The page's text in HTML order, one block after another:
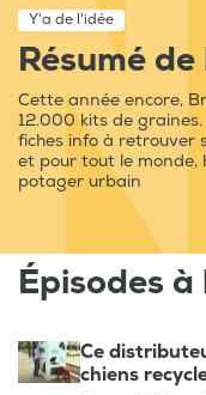
Y'a de l'idée
Résumé
Cette année encore,
12.000 kits de
fiches info à retrouver
et pour tout le monde,
potager urbain
Épisodes à
Ce
chiens